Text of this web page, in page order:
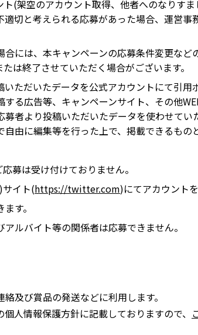
(架空のアカウント取得、他者へのなりす
切と考えられる応募があった場合、運営
には、本キャンペーンの応募条件変更な
は終了させていただく場合がございます。
ただいたデータを公式アカウントにて引
る広告等、キャンペーンサイト、その他
者より投稿いただいたデータを使わせてい
由に編集等を行った上で、掲載できるもの
募は受け付けておりません。
イト(https://twitter.com)にてアカウント
す。
ルバイト等の関係者は応募できません。
及び賞品の発送などに利用します。
人情報保護方針に記載しておりますので、